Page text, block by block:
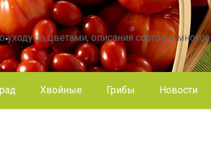
за цветами, описания сортов и многое
Хвойные Грибы Новости